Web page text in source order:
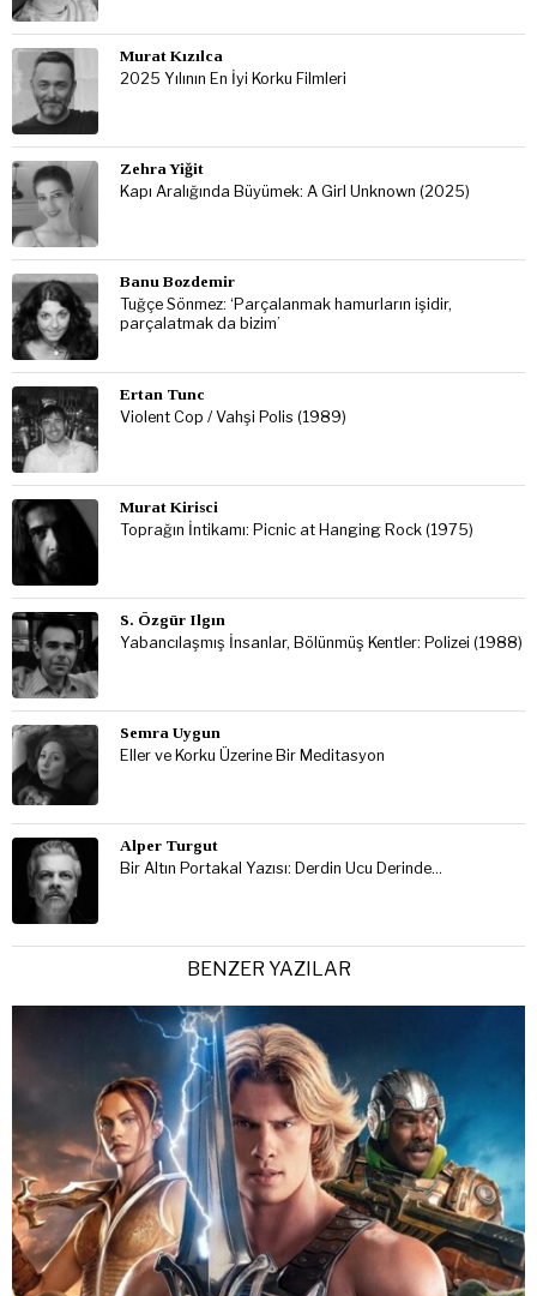
Murat Kızılca
2025 Yılının En İyi Korku Filmleri
Zehra Yiğit
Kapı Aralığında Büyümek: A Girl Unknown (2025)
Banu Bozdemir
Tuğçe Sönmez: ‘Parçalanmak hamurların işidir,
parçalatmak da bizim’
Ertan Tunc
Violent Cop / Vahşi Polis (1989)
Murat Kirisci
Toprağın İntikamı: Picnic at Hanging Rock (1975)
S. Özgür Ilgın
Yabancılaşmış İnsanlar, Bölünmüş Kentler: Polizei (1988)
Semra Uygun
Eller ve Korku Üzerine Bir Meditasyon
Alper Turgut
Bir Altın Portakal Yazısı: Derdin Ucu Derinde…
BENZER YAZILAR